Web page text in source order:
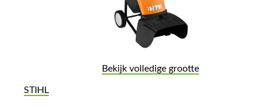
Bekijk volledige grootte
STIHL